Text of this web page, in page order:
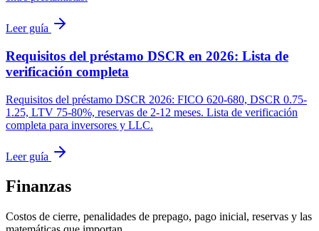
Leer guía
Requisitos del préstamo DSCR en 2026: Lista de
verificación completa
Requisitos del préstamo DSCR 2026: FICO 620-680, DSCR 0.75-
1.25, LTV 75-80%, reservas de 2-12 meses. Lista de verificación
completa para inversores y LLC.
Leer guía
Finanzas
Costos de cierre, penalidades de prepago, pago inicial, reservas y las